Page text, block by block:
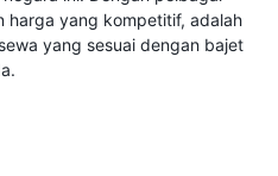
harga yang kompetitif, adalah
yang sesuai dengan bajet